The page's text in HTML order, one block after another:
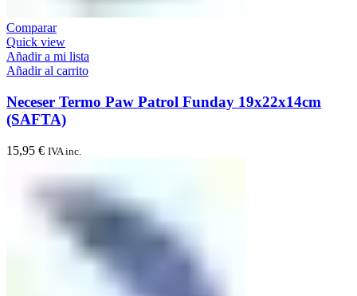
Comparar
Quick view
Añadir a mi lista
Añadir al carrito
Neceser Termo Paw Patrol Funday 19x22x14cm
(SAFTA)
15,95 € IVA inc.